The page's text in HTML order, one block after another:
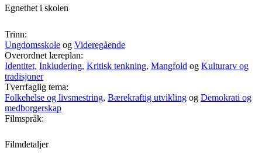
Egnethet i skolen
Trinn:
Ungdomsskole og Videregående
Overordnet læreplan:
Identitet, Inkludering, Kritisk tenkning, Mangfold og Kulturarv og
tradisjoner
Tverrfaglig tema:
Folkehelse og livsmestring, Bærekraftig utvikling og Demokrati og
medborgerskap
Filmspråk:
Filmdetaljer